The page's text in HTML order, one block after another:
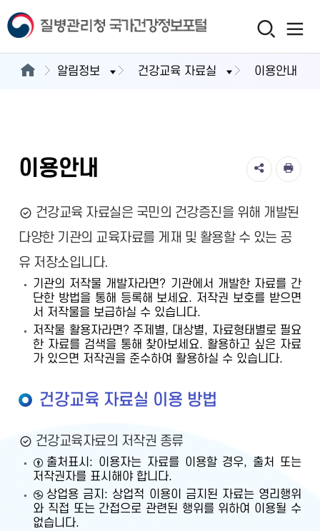
알림정보 건강교육 자료실 이용안내
이용안내
건강교육 자료실은 국민의 건강증진을 위해 개발된
다양한 기관의 교육자료를 게재 및 활용할 수 있는 공
유 저장소입니다.
기관의 저작물 개발자라면? 기관에서 개발한 자료를 간
단한 방법을 통해 등록해 보세요. 저작권 보호를 받으면
서 저작물을 보급하실 수 있습니다.
저작물 활용자라면? 주제별, 대상별, 자료형태별로 필요
한 자료를 검색을 통해 찾아보세요. 활용하고 싶은 자료
가 있으면 저작권을 준수하여 활용하실 수 있습니다.
건강교육 자료실 이용 방법
건강교육자료의 저작권 종류
출처표시: 이용자는 자료를 이용할 경우, 출처 또는
저작권자를 표시해야 합니다.
상업용 금지: 상업적 이용이 금지된 자료는 영리행위
와 직접 또는 간접으로 관련된 행위를 위하여 이용될 수
없습니다.